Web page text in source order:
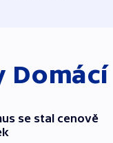
Domácí
se stal cenově